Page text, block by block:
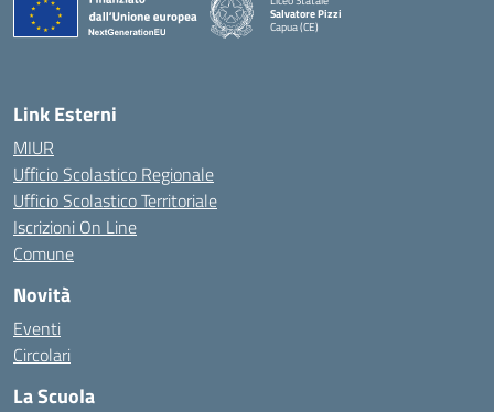
Salvatore Pizzi
Capua (CE)
— Visita la pagina iniziale della scuola
Link Esterni
MIUR
Ufficio Scolastico Regionale
Ufficio Scolastico Territoriale
Iscrizioni On Line
Comune
Novità
Eventi
Circolari
La Scuola